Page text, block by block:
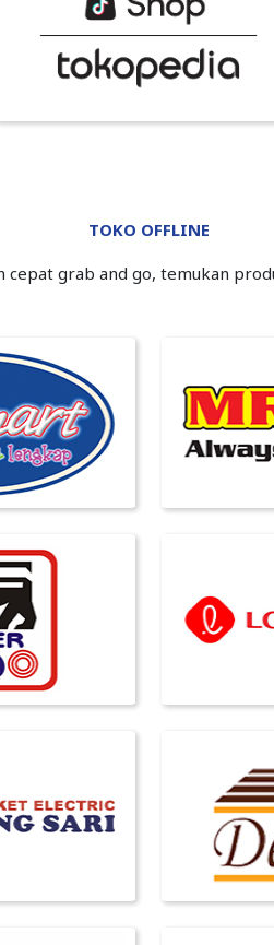
TOKO OFFLINE
cepat grab and go, temukan